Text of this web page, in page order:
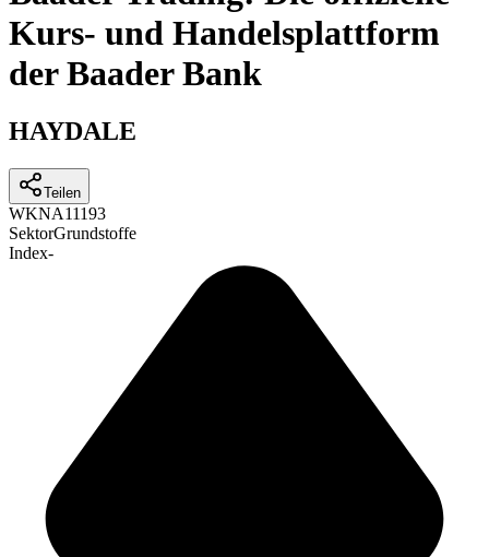
Kurs- und Handelsplattform
der Baader Bank
HAYDALE
Teilen
WKNA11193
SektorGrundstoffe
Index-